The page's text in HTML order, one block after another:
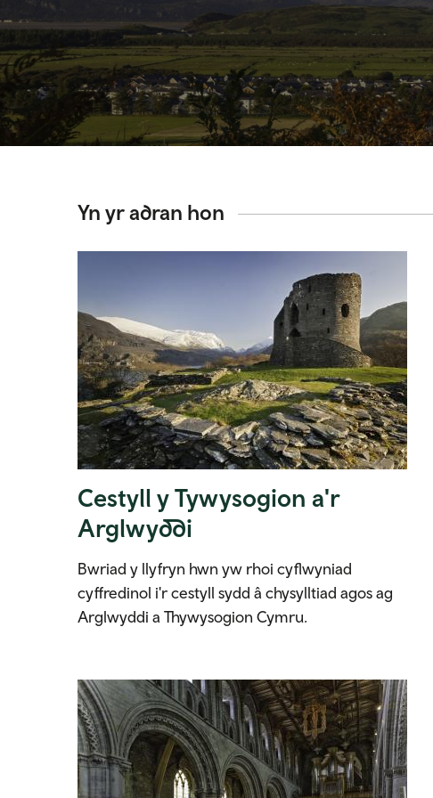
Yn yr adran hon
Cestyll y Tywysogion a'r
Arglwyddi
Bwriad y llyfryn hwn yw rhoi cyflwyniad
cyffredinol i'r cestyll sydd â chysylltiad agos ag
Arglwyddi a Thywysogion Cymru.